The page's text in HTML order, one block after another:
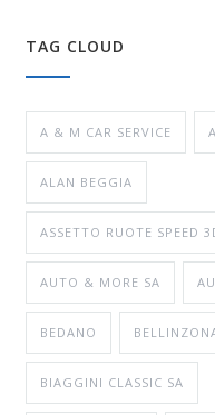
TAG CLOUD
A & M CAR SERVICE
ALAN BEGGIA
ASSETTO RUOTE SPEED
AUTO & MORE SA
BEDANO
BIAGGINI CLASSIC SA